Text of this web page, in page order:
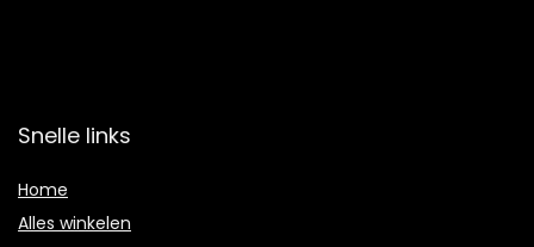
Snelle links
Home
Alles winkelen